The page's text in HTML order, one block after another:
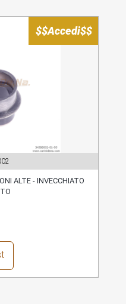
$$Accedi$$
ALTE - INVECCHIATO